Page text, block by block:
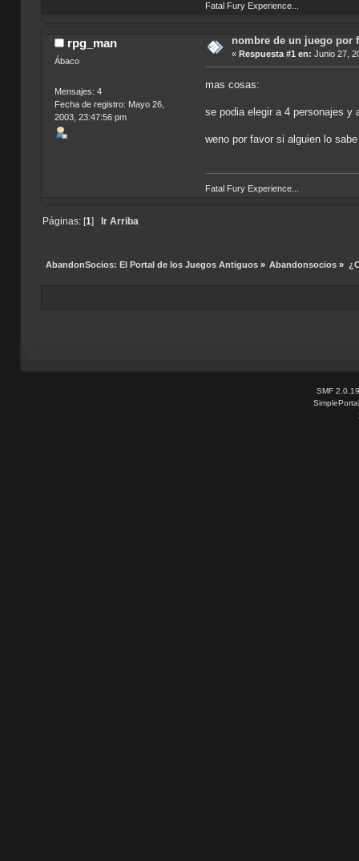
Fatal Fury Experience...
rpg_man
Ábaco
Mensajes: 4
Fecha de registro: Mayo 26,
2003, 23:47:56 pm
nombre de un juego por
« Respuesta #1 en: Junio 27,
mas cosas:
se podia elegir a 4 personajes y
weno por favor si alguien lo
Fatal Fury Experience...
Páginas: [1] Ir Arriba
AbandonSocios: El Portal de los Juegos Antiguos» Abandonsocios »
SMF 2.0.19